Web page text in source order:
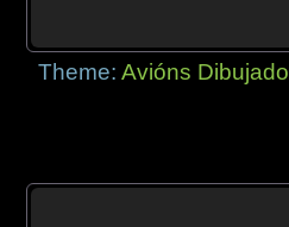
Theme:Avións Dibujado